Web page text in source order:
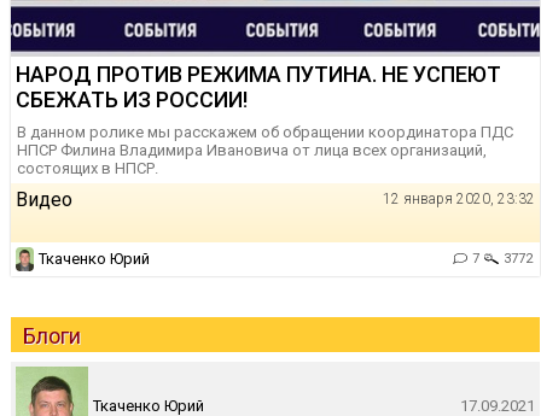
НАРОД ПРОТИВ РЕЖИМА ПУТИНА. НЕ УСПЕЮТ
СБЕЖАТЬ ИЗ РОССИИ!
В данном ролике мы расскажем об обращении координатора ПДС
НПСР Филина Владимира Ивановича от лица всех организаций,
состоящих в НПСР.
Видео 12 января 2020, 23:32
Ткаченко Юрий 7 3772
Блоги
Ткаченко Юрий
17.09.2021